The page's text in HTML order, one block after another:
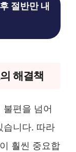
절반만 내
해결책
편을 넘어
습니다. 따라
훨씬 중요합